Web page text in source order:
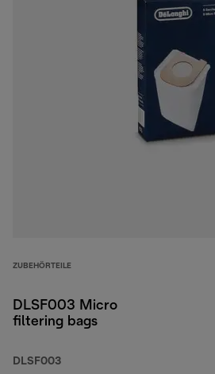
ZUBEHÖRTEILE
DLSF003 Micro
filtering bags
DLSF003